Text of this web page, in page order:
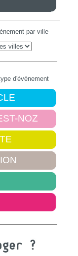
par ville
d'évènement
NOZ